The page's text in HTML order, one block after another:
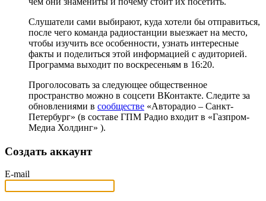
Слушатели сами выбирают, куда хотели бы отправиться,
после чего команда радиостанции выезжает на место,
чтобы изучить все особенности, узнать интересные
факты и поделиться этой информацией с аудиторией.
Программа выходит по воскресеньям в 16:20.
Проголосовать за следующее общественное
пространство можно в соцсети ВКонтакте. Следите за
обновлениями в сообществе «Авторадио – Санкт-
Петербург» (в составе ГПМ Радио входит в «Газпром-
Медиа Холдинг» ).
Создать аккаунт
E-mail